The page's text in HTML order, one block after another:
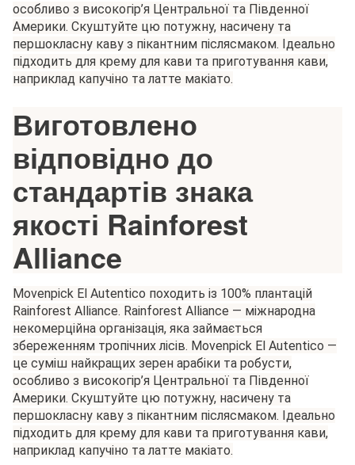
особливо з високогір’я Центральної та Південної
Америки. Скуштуйте цю потужну, насичену та
першокласну каву з пікантним післясмаком. Ідеально
підходить для крему для кави та приготування кави,
наприклад капучіно та латте макіато.
Виготовлено
відповідно до
стандартів знака
якості Rainforest
Alliance
Movenpick El Autentico походить із 100% плантацій
Rainforest Alliance. Rainforest Alliance — міжнародна
некомерційна організація, яка займається
збереженням тропічних лісів. Movenpick El Autentico —
це суміш найкращих зерен арабіки та робусти,
особливо з високогір’я Центральної та Південної
Америки. Скуштуйте цю потужну, насичену та
першокласну каву з пікантним післясмаком. Ідеально
підходить для крему для кави та приготування кави,
наприклад капучіно та латте макіато.